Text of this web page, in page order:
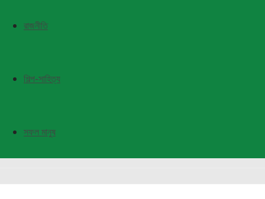
রাজনীতি
শিল্প-সাহিত্য
সফল মানুষ